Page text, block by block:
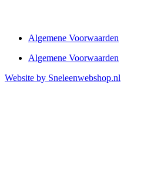
Algemene Voorwaarden
Algemene Voorwaarden
Website by Sneleenwebshop.nl